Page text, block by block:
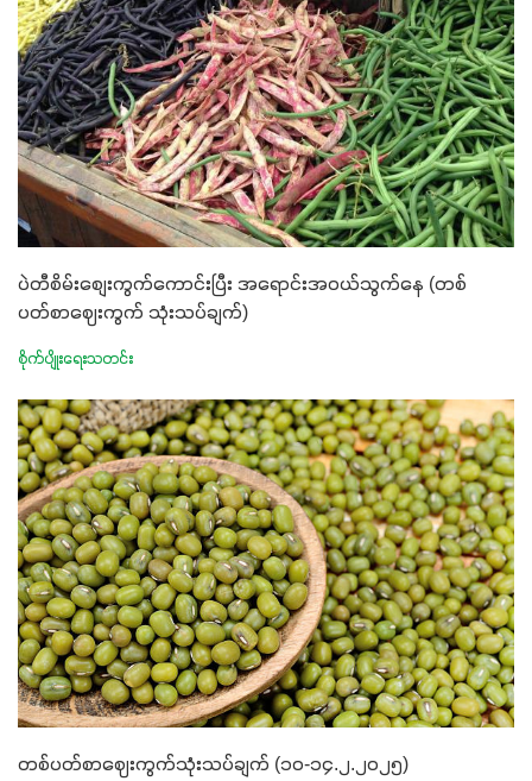
ပဲတီစိမ်းစျေးကွက်ကောင်းပြီး အရောင်းအဝယ်သွက်နေ (တစ်
ပတ်စာဈေးကွက် သုံးသပ်ချက်)
စိုက်ပျိုးရေးသတင်း
တစ်ပတ်စာဈေးကွက်သုံးသပ်ချက် (၁၀-၁၄.၂.၂၀၂၅)